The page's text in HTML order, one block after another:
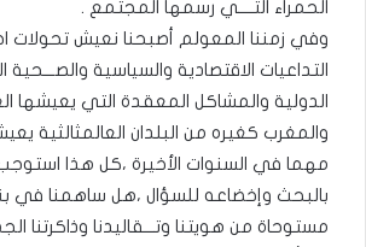
الحمراء التــــي رسمها المجتمع .
وفي زمننا المعولم أصبحنا نعيش تحولات
التداعيات الاقتصادية والسياسية والصـــحية
الدولية والمشاكل المعقدة التي يعيشها
والمغرب كغيره من البلدان العالمثالثية
مهما في السنوات الأخيرة ،كل هذا
بالبحث وإخضاعه للسؤال ،هل ساهمنا في
مستوحاة من هويتنا وتـــقاليدنا وذاكرتنا